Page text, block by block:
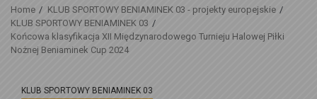
Home
KLUB SPORTOWY BENIAMINEK 03 - projekty europejskie
KLUB SPORTOWY BENIAMINEK 03
Końcowa klasyfikacja XII Międzynarodowego Turnieju Halowej Piłki
Nożnej Beniaminek Cup 2024
KLUB SPORTOWY BENIAMINEK 03